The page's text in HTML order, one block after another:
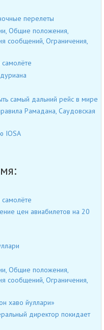
перелеты
Общие положения,
сообщений, Ограничения,
самый дальний рейс в мире
Рамадана, Саудовская
IOSA
цен авиабилетов на 20
Общие положения,
сообщений, Ограничения,
хаво йуллари»
директор покидает